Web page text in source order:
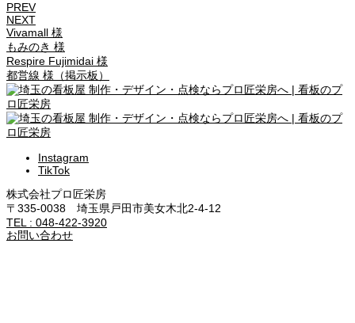
PREV
NEXT
Vivamall 様
もみのき 様
Respire Fujimidai 様
都営線 様（掲示板）
Instagram
TikTok
株式会社プロ匠栄房
〒335-0038 埼玉県戸田市美女木北2-4-12
TEL : 048-422-3920
お問い合わせ